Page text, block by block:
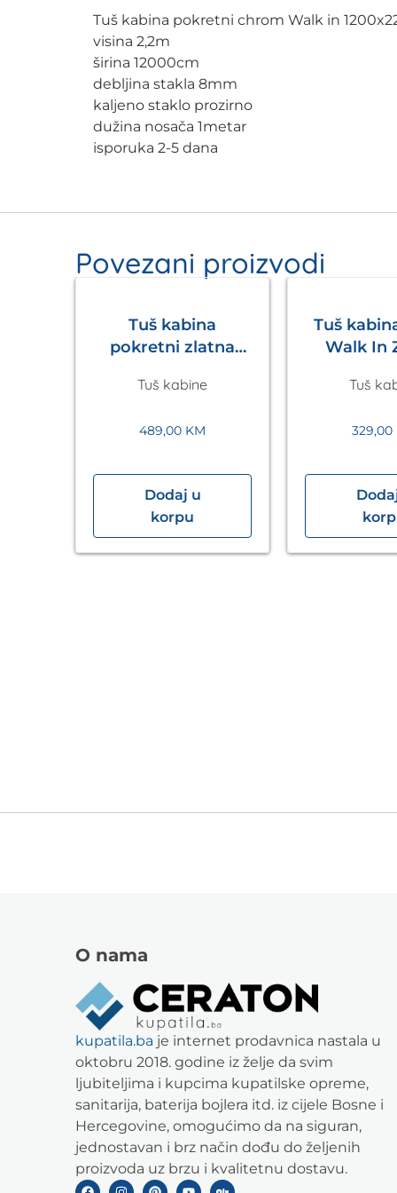
Tuš kabina pokretni chrom Walk in
visina 2,2m
širina 12000cm
debljina stakla 8mm
kaljeno staklo prozirno
dužina nosača 1metar
isporuka 2-5 dana
Povezani proizvodi
Tuš kabina
pokretni zlatna
1200x2200mm
Tuš kabine
489,00 KM
Dodaj u
korpu
Tuš
Walk In
Tuš
329,00
O nama
kupatila.ba je internet prodavnica nastala u
oktobru 2018. godine iz želje da svim
ljubiteljima i kupcima kupatilske opreme,
sanitarija, baterija bojlera itd. iz cijele Bosne i
Hercegovine, omogućimo da na siguran,
jednostavan i brz način dođu do željenih
proizvoda uz brzu i kvalitetnu dostavu.